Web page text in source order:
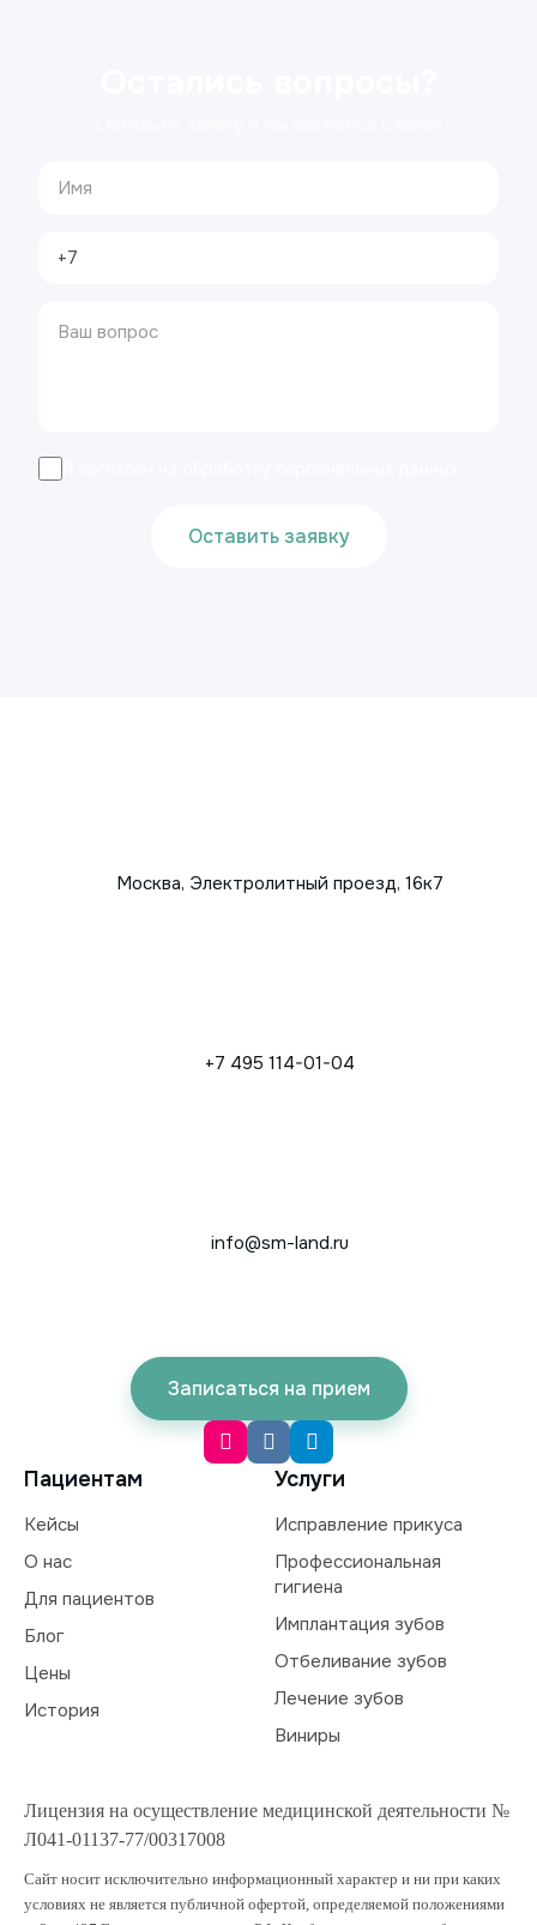
Оставить заявку
Москва, Электролитный проезд, 16к7
+7 495 114-01-04
info@sm-land.ru
Записаться на прием
Пациентам
Кейсы
О нас
Для пациентов
Блог
Цены
История
Услуги
Исправление прикуса
Профессиональная
гигиена
Имплантация зубов
Отбеливание зубов
Лечение зубов
Виниры
Лицензия на осуществление медицинской деятельности №
Л041-01137-77/00317008
Сайт носит исключительно информационный характер и ни при каких
условиях не является публичной офертой, определяемой положениями